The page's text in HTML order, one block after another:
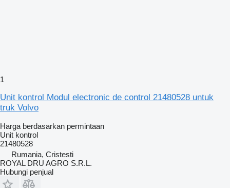
1
Unit kontrol Modul electronic de control 21480528 untuk
truk Volvo
Harga berdasarkan permintaan
Unit kontrol
21480528
Rumania, Cristesti
ROYAL DRU AGRO S.R.L.
Hubungi penjual